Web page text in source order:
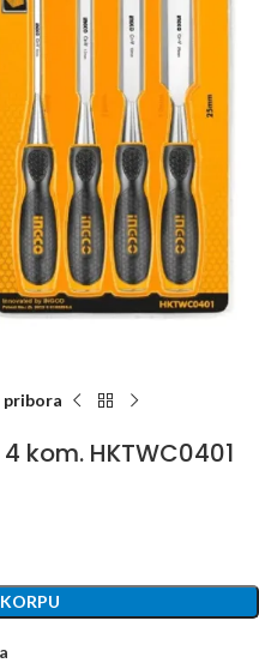
kom. HKTWC0401